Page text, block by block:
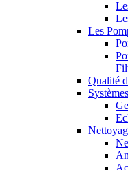
Les
Qualité